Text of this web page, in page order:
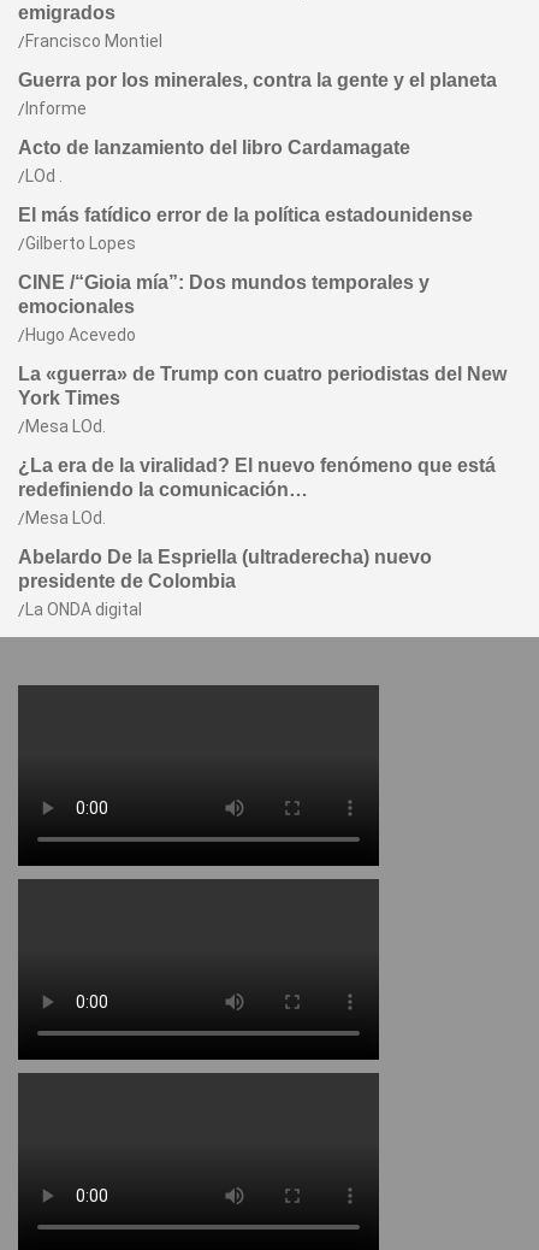
emigrados
Francisco Montiel
Guerra por los minerales, contra la gente y el planeta
Informe
Acto de lanzamiento del libro Cardamagate
LOd .
El más fatídico error de la política estadounidense
Gilberto Lopes
CINE /“Gioia mía”: Dos mundos temporales y
emocionales
Hugo Acevedo
La «guerra» de Trump con cuatro periodistas del New
York Times
Mesa LOd.
¿La era de la viralidad? El nuevo fenómeno que está
redefiniendo la comunicación…
Mesa LOd.
Abelardo De la Espriella (ultraderecha) nuevo
presidente de Colombia
La ONDA digital